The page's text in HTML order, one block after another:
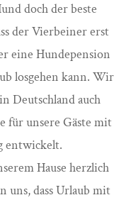
doch der beste
der Vierbeiner erst
eine Hundepension
losgehen kann. Wir
Deutschland auch
für unsere Gäste mit
entwickelt.
Hause herzlich
dass Urlaub mit